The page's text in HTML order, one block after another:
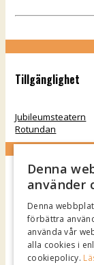
Tillgänglighet
Jubileumsteatern
Rotundan
Spotify Playlist
Denna
använder
Denna
förbättra
använda vår
alla cookies i
cookiepolicy.